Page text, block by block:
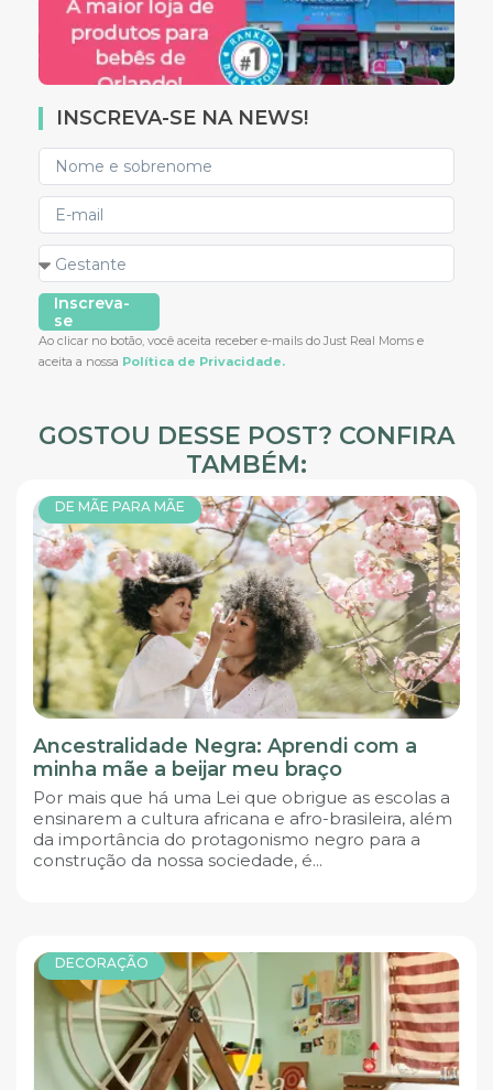
INSCREVA-SE NA NEWS!
Inscreva-
se
Ao clicar no botão, você aceita receber e-mails do Just Real Moms e
aceita a nossa Política de Privacidade.
GOSTOU DESSE POST? CONFIRA
TAMBÉM:
DE MÃE PARA MÃE
Ancestralidade Negra: Aprendi com a
minha mãe a beijar meu braço
Por mais que há uma Lei que obrigue as escolas a
ensinarem a cultura africana e afro-brasileira, além
da importância do protagonismo negro para a
construção da nossa sociedade, é...
DECORAÇÃO